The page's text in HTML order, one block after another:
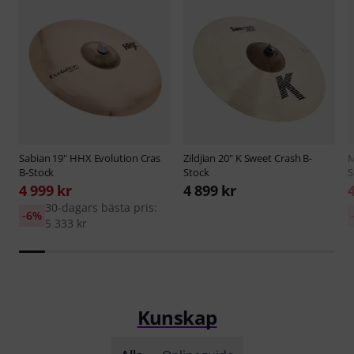
Sabian 19" HHX Evolution Cras
B-Stock
4 999 kr
30-dagars bästa pris:
5 333 kr
-6%
Zildjian20" K Sweet Crash B-
Stock
4 899 kr
Kunskap